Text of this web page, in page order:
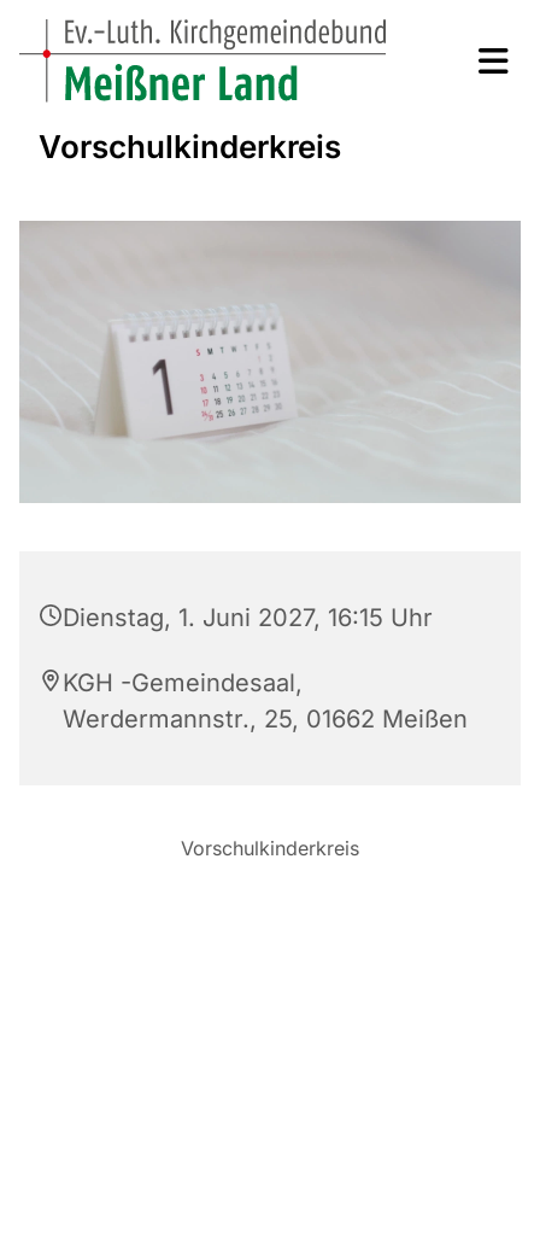
Vorschulkinderkreis
Dienstag, 1. Juni 2027, 16:15 Uhr
KGH -Gemeindesaal,
Werdermannstr., 25, 01662 Meißen
Vorschulkinderkreis